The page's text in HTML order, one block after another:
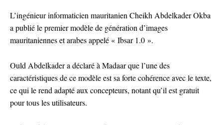
L’ingénieur informaticien mauritanien Cheikh Abdelkader Okba
a publié le premier modèle de génération d’images
mauritaniennes et arabes appelé « Ibsar 1.0 ».
Ould Abdelkader a déclaré à Madaar que l’une des
caractéristiques de ce modèle est sa forte cohérence avec le texte,
ce qui le rend adapté aux concepteurs, notant qu’il est gratuit
pour tous les utilisateurs.